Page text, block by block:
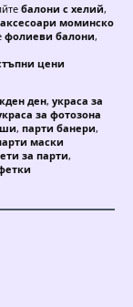
балони с хелий,
моминско
фолиеви балони,
цени
ден, украса за
за фотозона
, парти банери,
маски
за парти,